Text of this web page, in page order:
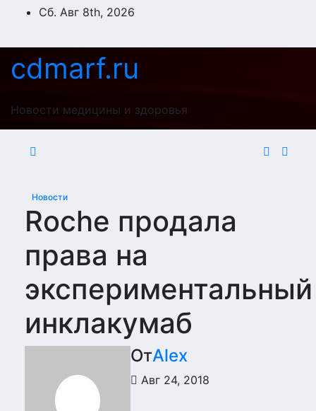
ПерейтиСб. Авг 8th, 2026
cdmarf.ru
Новости медицины и здоровья
Новости
Roche продала
права на
экспериментальный
инклакумаб
ОтAlex
Авг 24, 2018